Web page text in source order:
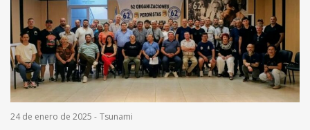
24 de enero de 2025 - Tsunami